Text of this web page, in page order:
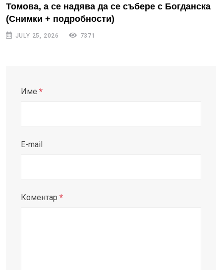
Томова, а се надява да се събере с Богданска
(Снимки + подробности)
JULY 25, 2026 7371
Име *
E-mail
Коментар *